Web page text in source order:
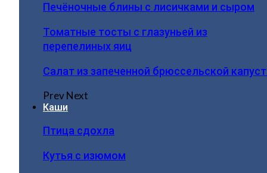
Печёночные блины с лисичками и сыром
Томатные тосты с глазуньей из
перепелиных яиц
Салат из запеченной брюссельской
PrevNext
Каши
Птица сдохла
Кутья с изюмом